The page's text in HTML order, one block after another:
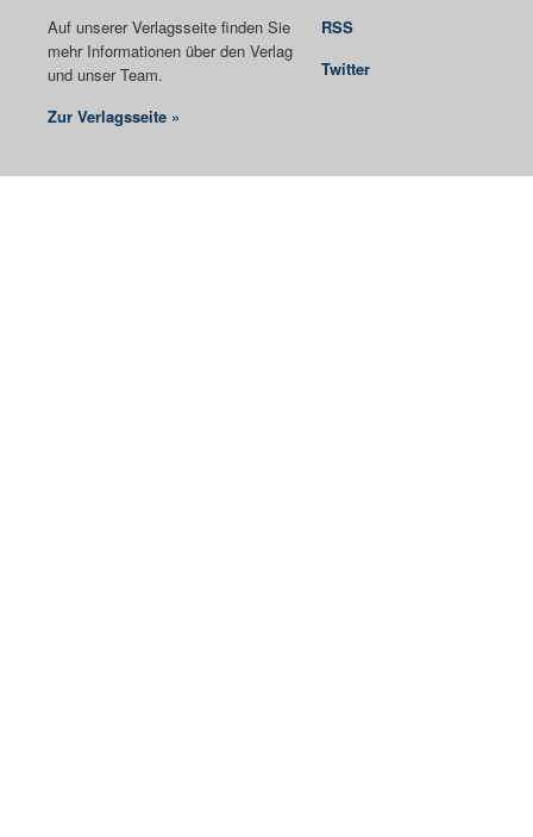
Auf unserer Verlagsseite finden Sie
mehr Informationen über den Verlag
und unser Team.
Zur Verlagsseite »
RSS
Twitter